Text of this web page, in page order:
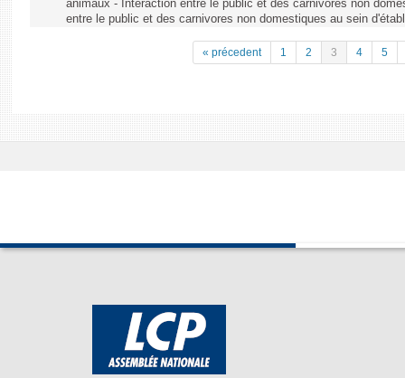
animaux - Interaction entre le public et des carnivores non
entre le public et des carnivores non domestiques au sein
« précedent 1 2 3 4 5